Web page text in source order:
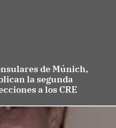
de Múnich,
la segunda
a los CRE